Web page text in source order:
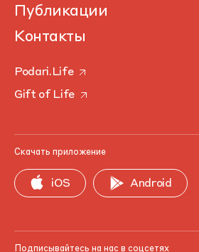
Публикации
Контакты
Podari.Life
Gift of Life
Скачать приложение
iOS Android
Подписывайтесь на нас в соцсетях